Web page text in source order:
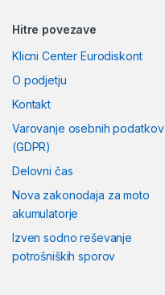
Hitre povezave
Klicni Center Eurodiskont
O podjetju
Kontakt
Varovanje osebnih podatkov
(GDPR)
Delovni čas
Nova zakonodaja za moto
akumulatorje
Izven sodno reševanje
potrošniških sporov